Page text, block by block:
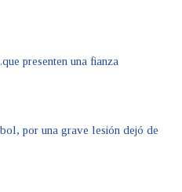
presenten una fianza
por una grave lesión dejó de